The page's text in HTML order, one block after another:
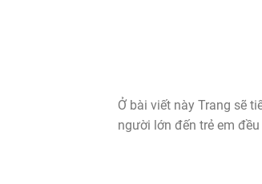
Ở bài viết này Trang sẽ
người lớn đến trẻ em